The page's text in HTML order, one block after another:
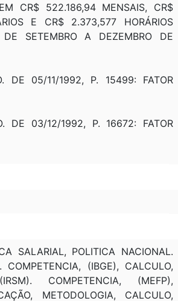
CR$ 522.186,94 MENSAIS, CR$
E CR$ 2.373,577 HORÁRIOS
SETEMBRO A DEZEMBRO DE
DE 05/11/1992, P. 15499: FATOR
DE 03/12/1992, P. 16672: FATOR
SALARIAL, POLITICA NACIONAL.
COMPETENCIA, (IBGE), CALCULO,
COMPETENCIA, (MEFP),
METODOLOGIA, CALCULO,